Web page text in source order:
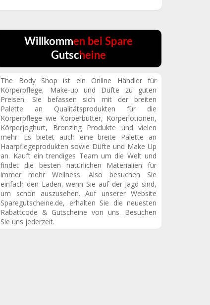
Willkommen bei Spare
Gutscheine
The Body Shop ist ein Online Händler für
Körperpflege, Make-up und Düfte zu guten
Preisen. Sie befassen sich mit der breiten
Palette an Qualitätsprodukten für die
Körperpflege wie Körperbutter, Körperlotionen,
Körperjoghurt, Bronzing Produkte und vielen
mehr. Es bietet auch eine breite Palette an
Haarpflegeprodukten sowie Düfte und Make Up
an. Kauft ein trendiges Team um die Welt und
findet die besten natürlichen Materialien für
immer mehr Wellness. Also besuchen Sie
einfach den Laden, wenn Sie auf der Jagd sind,
um schön auszusehen. Auf unserer Website
Sparegutscheine.de, erhalten Sie die neuesten
Rabattcode & Gutscheine von uns. Besuchen
Sie uns jederzeit.